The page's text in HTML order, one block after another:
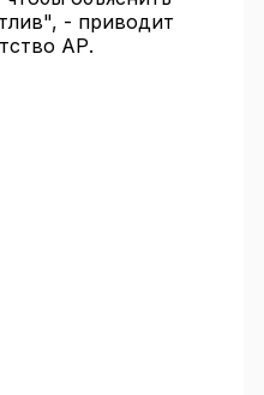
- приводит
АР.